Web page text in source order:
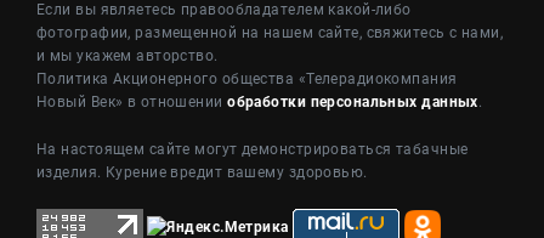
Если вы являетесь правообладателем какой-либо
фотографии, размещенной на нашем сайте, свяжитесь с нами,
и мы укажем авторство.
Политика Акционерного общества «Телерадиокомпания
Новый Век» в отношенииобработки персональных данных.
На настоящем сайте могут демонстрироваться табачные
изделия. Курение вредит вашему здоровью.